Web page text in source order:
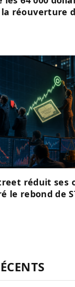
réouverture
réduit ses
le rebond de